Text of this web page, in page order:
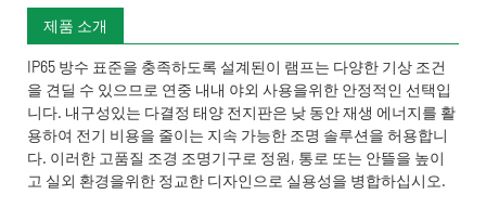
제품 소개
IP65 방수 표준을 충족하도록 설계된이 램프는 다양한 기상 조건
을 견딜 수 있으므로 연중 내내 야외 사용을위한 안정적인 선택입
니다. 내구성있는 다결정 태양 전지판은 낮 동안 재생 에너지를 활
용하여 전기 비용을 줄이는 지속 가능한 조명 솔루션을 허용합니
다. 이러한 고품질 조경 조명기구로 정원, 통로 또는 안뜰을 높이
고 실외 환경을위한 정교한 디자인으로 실용성을 병합하십시오.